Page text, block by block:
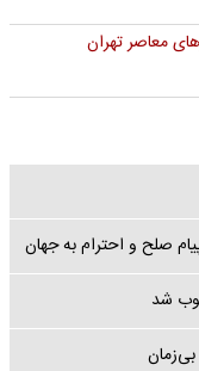
معاصر تهران
صلح و احترام به جهان
شد
بی‌زمان